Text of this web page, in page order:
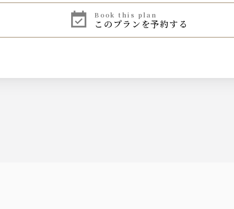
book this plan
このプランを予約する